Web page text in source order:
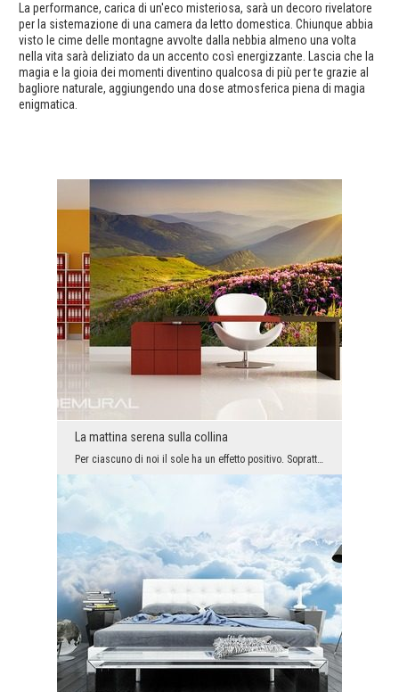
La performance, carica di un'eco misteriosa, sarà un decoro rivelatore
per la sistemazione di una camera da letto domestica. Chiunque abbia
visto le cime delle montagne avvolte dalla nebbia almeno una volta
nella vita sarà deliziato da un accento così energizzante. Lascia che la
magia e la gioia dei momenti diventino qualcosa di più per te grazie al
bagliore naturale, aggiungendo una dose atmosferica piena di magia
enigmatica.
La mattina serena sulla collina
Per ciascuno di noi il sole ha un effetto positivo. Soprattutto quando abbiamo la possibilità di ...